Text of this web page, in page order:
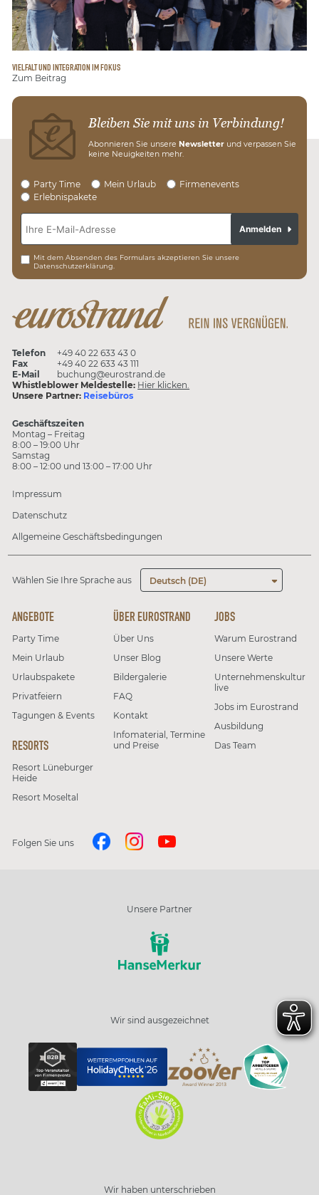
VIELFALT UND INTEGRATION IM FOKUS
Zum Beitrag
Bleiben Sie mit uns in Verbindung!
Abonnieren Sie unsere Newsletter und verpassen Sie
keine Neuigkeiten mehr.
Party Time Mein Urlaub
Firmenevents
Erlebnispakete
Mit dem Absenden des Formulars akzeptieren Sie unsere
Datenschutzerklärung.
Anmelden
Telefon
+49 40 22 633 43 0
Fax
+49 40 22 633 43 111
E-Mail
buchung@eurostrand.de
Whistleblower Meldestelle: Hier klicken.
Unsere Partner: Reisebüros
Geschäftszeiten
Montag – Freitag
8:00 – 19:00 Uhr
Samstag
8:00 – 12:00 und 13:00 – 17:00 Uhr
Impressum
Datenschutz
Allgemeine Geschäftsbedingungen
Wählen Sie Ihre Sprache aus Deutsch (DE)
ANGEBOTE
Party Time
Mein Urlaub
Urlaubspakete
Privatfeiern
Tagungen & Events
RESORTS
Resort Lüneburger
Heide
Resort Moseltal
ÜBER EUROSTRAND
Über Uns
Unser Blog
Bildergalerie
FAQ
Kontakt
Infomaterial, Termine
und Preise
JOBS
Warum Eurostrand
Unsere Werte
Unternehmenskultur
live
Jobs im Eurostrand
Ausbildung
Das Team
Folgen Sie uns
Unsere Partner
Wir sind ausgezeichnet
Wir haben unterschrieben